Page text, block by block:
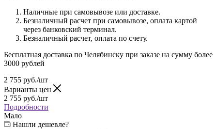
Наличные при самовывозе или доставке.
Безналичный расчет при самовывозе, оплата картой
через банковский терминал.
Безналичный расчет, оплата по счету.
Бесплатная доставка по Челябинску при заказе на сумму более
3000 рублей
2 755 руб./шт
Варианты цен
2 755 руб./шт
Подробности
Мало
Нашли дешевле?